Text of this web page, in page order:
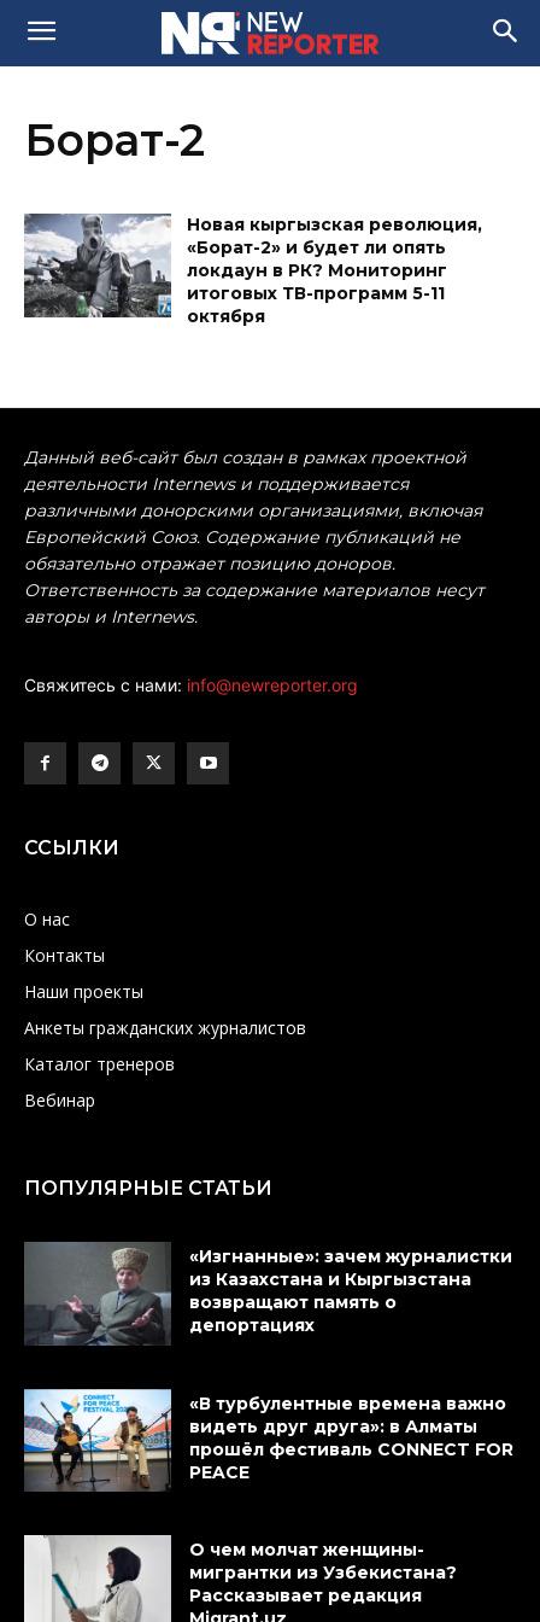
Борат-2
Новая кыргызская революция,
«Борат-2» и будет ли опять
локдаун в РК? Мониторинг
итоговых ТВ-программ 5-11
октября
Данный веб-сайт был создан в рамках проектной
деятельности Internews и поддерживается
различными донорскими организациями, включая
Европейский Союз. Содержание публикаций не
обязательно отражает позицию доноров.
Ответственность за содержание материалов несут
авторы и Internews.
Свяжитесь с нами: info@newreporter.org
ССЫЛКИ
О нас
Контакты
Наши проекты
Анкеты гражданских журналистов
Каталог тренеров
Вебинар
ПОПУЛЯРНЫЕ СТАТЬИ
«Изгнанные»: зачем журналистки
из Казахстана и Кыргызстана
возвращают память о
депортациях
«В турбулентные времена важно
видеть друг друга»: в Алматы
прошёл фестиваль CONNECT FOR
PEACE
О чем молчат женщины-
мигрантки из Узбекистана?
Рассказывает редакция